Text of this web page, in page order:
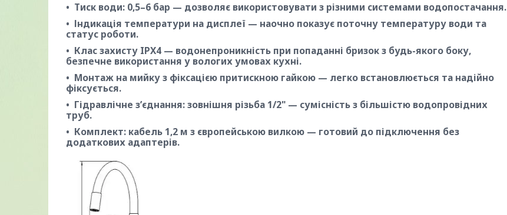
Тиск води: 0,5–6 бар — дозволяє використовувати з різними системами водопостачання.
Індикація температури на дисплеї — наочно показує поточну температуру води та
статус роботи.
Клас захисту IPX4 — водонепроникність при попаданні бризок з будь-якого боку,
безпечне використання у вологих умовах кухні.
Монтаж на мийку з фіксацією притискною гайкою — легко встановлюється та надійно
фіксується.
Гідравлічне з’єднання: зовнішня різьба 1/2" — сумісність з більшістю водопровідних
труб.
Комплект: кабель 1,2 м з європейською вилкою — готовий до підключення без
додаткових адаптерів.